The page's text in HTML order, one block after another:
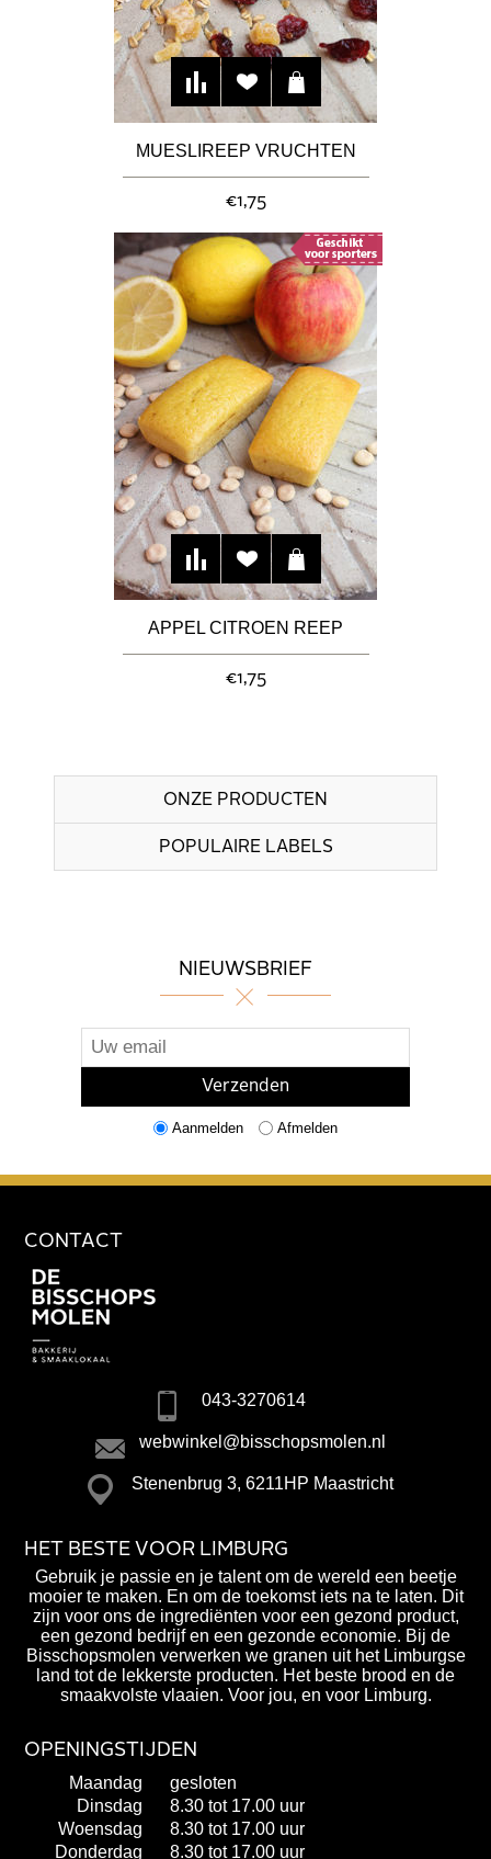
MUESLIREEP VRUCHTEN
€1,75
APPEL CITROEN REEP
€1,75
ONZE PRODUCTEN
POPULAIRE LABELS
NIEUWSBRIEF
Aanmelden Afmelden
CONTACT
043-3270614
webwinkel@bisschopsmolen.nl
Stenenbrug 3, 6211HP Maastricht
HET BESTE VOOR LIMBURG
Gebruik je passie en je talent om de wereld een beetje
mooier te maken. En om de toekomst iets na te laten. Dit
zijn voor ons de ingrediënten voor een gezond product,
een gezond bedrijf en een gezonde economie. Bij de
Bisschopsmolen verwerken we granen uit het Limburgse
land tot de lekkerste producten. Het beste brood en de
smaakvolste vlaaien. Voor jou, en voor Limburg.
OPENINGSTIJDEN
Maandag
gesloten
Dinsdag
8.30 tot 17.00 uur
Woensdag
8.30 tot 17.00 uur
Donderdag
8.30 tot 17.00 uur